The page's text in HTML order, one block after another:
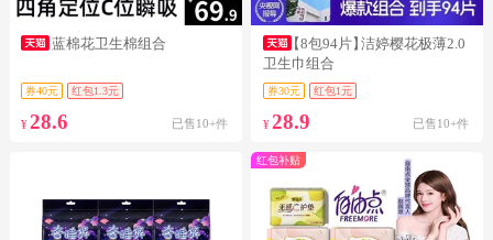
蓝棉花卫生棉组合
券40元 红包1.3元
¥ 28.6 已售10+件
【8包94片】洁婷樱花极薄2.0
卫生巾组合
券30元 红包1元
¥28.9 已售10+件
红包补贴